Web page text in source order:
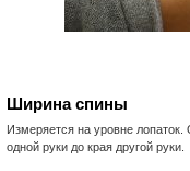
Ширина спины
Измеряется на уровне
одной руки до края другой руки.